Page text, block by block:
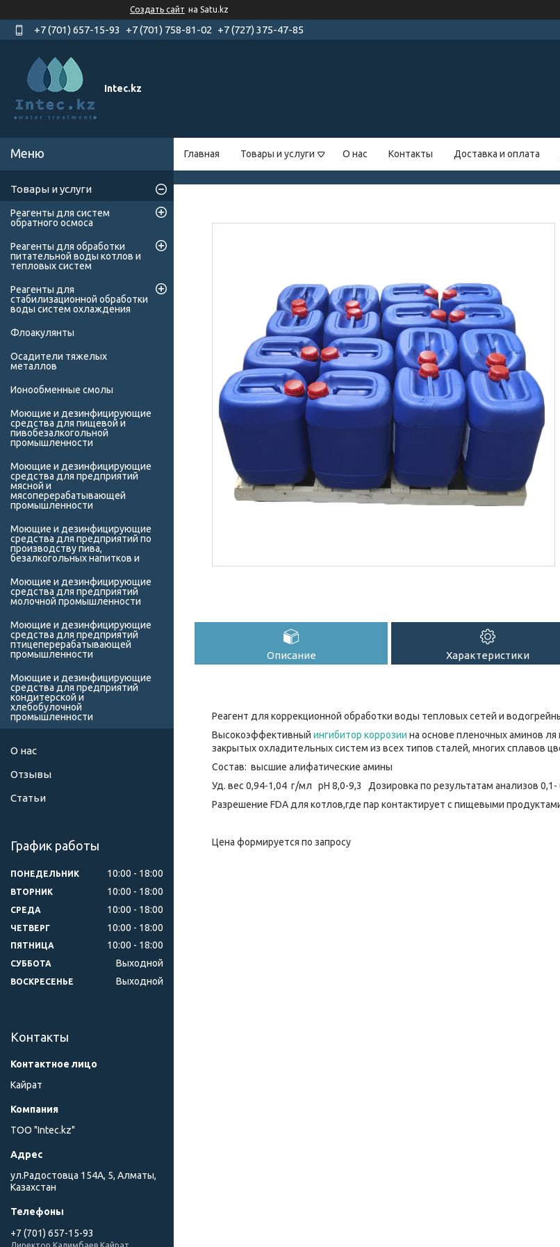
Создать сайт на Satu.kz
+7 (701) 657-15-93 +7 (701) 758-81-02 +7 (727) 375-47-85
Intec.kz
Главная Товары и услуги О нас Контакты Доставка и оплата
Описание Характеристики
Реагент для коррекционной обработки воды тепловых сетей и
Высокоэффективный ингибитор коррозии на основе пленочных аминов ля
закрытых охладительных систем из всех типов сталей, многих сплавов
Состав: высшие алифатические амины
Уд. вес 0,94-1,04 г/мл рН 8,0-9,3 Дозировка по результатам анализов
Разрешение FDA для котлов,где пар контактирует с пищевыми
Цена формируется по запросу
Товары и услуги
Реагенты для систем
обратного осмоса
Реагенты для обработки
питательной воды котлов и
тепловых систем
Реагенты для
стабилизационной обработки
воды систем охлаждения
Флоакулянты
Осадители тяжелых
металлов
Ионообменные смолы
Моющие и дезинфицирующие
средства для пищевой и
пивобезалкогольной
промышленности
Моющие и дезинфицирующие
средства для предприятий
мясной и
мясоперерабатывающей
промышленности
Моющие и дезинфицирующие
средства для предприятий по
производству пива,
безалкогольных напитков и
Моющие и дезинфицирующие
средства для предприятий
молочной промышленности
Моющие и дезинфицирующие
средства для предприятий
птицеперерабатывающей
промышленности
Моющие и дезинфицирующие
средства для предприятий
кондитерской и
хлебобулочной
промышленности
О нас
Отзывы
Статьи
График работы
ПОНЕДЕЛЬНИК 10:00 18:00
ВТОРНИК 10:00 18:00
СРЕДА 10:00 18:00
ЧЕТВЕРГ 10:00 18:00
ПЯТНИЦА 10:00 18:00
СУББОТА Выходной
ВОСКРЕСЕНЬЕ Выходной
Контакты
Кайрат
ТОО "Intec.kz"
ул.Радостовца 154А, 5, Алматы,
Казахстан
+7 (701) 657-15-93